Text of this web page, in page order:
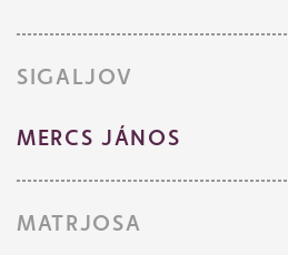
SIGALJOV
MERCS JÁNOS
MATRJOSA